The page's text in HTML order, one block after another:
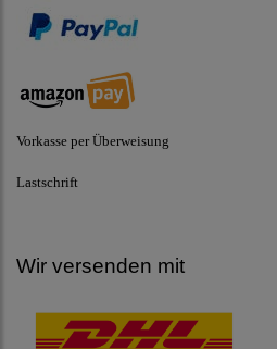
Vorkasse per Überweisung
Lastschrift
Wir versenden mit